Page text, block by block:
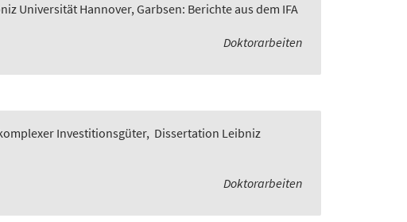
Universität Hannover, Garbsen: Berichte aus dem IFA
Doktorarbeiten
Investitionsgüter, Dissertation Leibniz
Doktorarbeiten